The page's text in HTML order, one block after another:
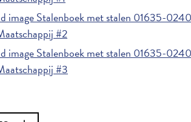
image Stalenboek met stalen 01635-
#2
image Stalenboek met stalen 01635-
#3